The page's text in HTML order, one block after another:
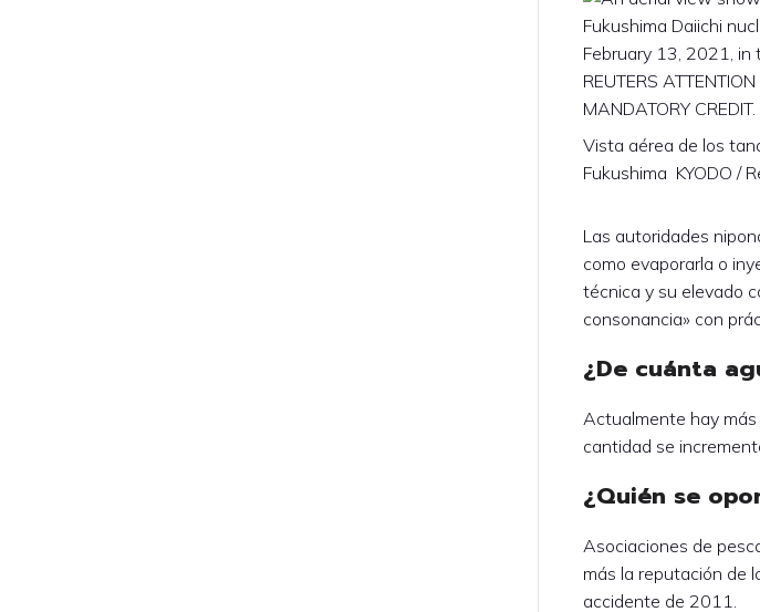
Vista aérea de los
Fukushima KYODO /
Las autoridades
como evaporarla o
técnica y su elevado
consonancia» con
¿De cuánta
Actualmente hay
cantidad se
¿Quién se
Asociaciones de
más la reputación de
accidente de 2011.